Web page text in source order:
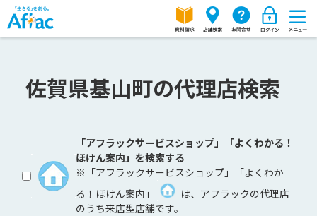
佐賀県基山町の代理店検索
「アフラックサービスショップ」「よくわかる！
ほけん案内」を検索する
※「アフラックサービスショップ」「よくわか
る！ほけん案内」
は、アフラックの代理店
のうち来店型店舗です。